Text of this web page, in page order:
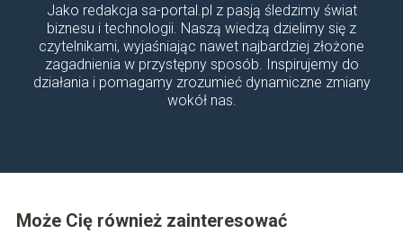
Jako redakcja sa-portal.pl z pasją śledzimy świat
biznesu i technologii. Naszą wiedzą dzielimy się z
czytelnikami, wyjaśniając nawet najbardziej złożone
zagadnienia w przystępny sposób. Inspirujemy do
działania i pomagamy zrozumieć dynamiczne zmiany
wokół nas.
Może Cię również zainteresować